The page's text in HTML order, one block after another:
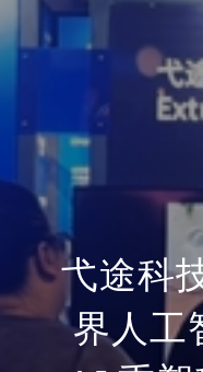
弋途科
界人工